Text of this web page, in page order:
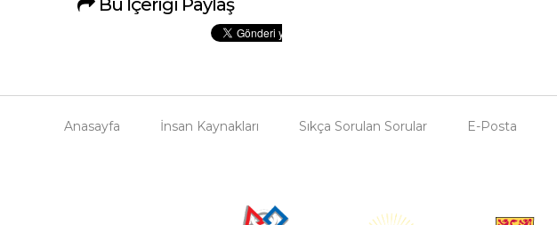
Bu İçeriği Paylaş
Anasayfa İnsan Kaynakları Sıkça Sorulan Sorular E-Posta